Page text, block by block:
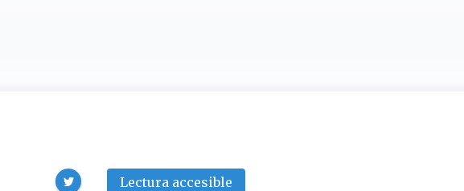
Lectura accesible
Compartir